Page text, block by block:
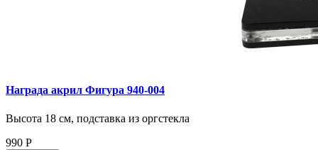
Награда акрил Фигура 940‑004
Высота 18 см, подставка из оргстекла
990 Р